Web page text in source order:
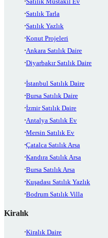
Satılık Tarla
Satılık Yazlık
Konut Projeleri
Ankara Satılık Daire
Diyarbakır Satılık Daire
İstanbul Satılık Daire
Bursa Satılık Daire
İzmir Satılık Daire
Antalya Satılık Ev
Mersin Satılık Ev
Çatalca Satılık Arsa
Kandıra Satılık Arsa
Bursa Satılık Arsa
Kuşadası Satılık Yazlık
Bodrum Satılık Villa
Kiralık
Kiralık Daire